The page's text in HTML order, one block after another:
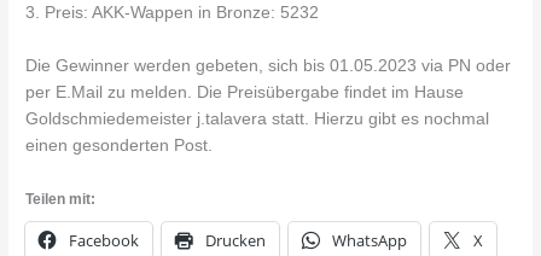
3. Preis: AKK-Wappen in Bronze: 5232
Die Gewinner werden gebeten, sich bis 01.05.2023 via PN oder
per E.Mail zu melden. Die Preisübergabe findet im Hause
Goldschmiedemeister j.talavera statt. Hierzu gibt es nochmal
einen gesonderten Post.
Teilen mit:
Facebook Drucken WhatsApp X